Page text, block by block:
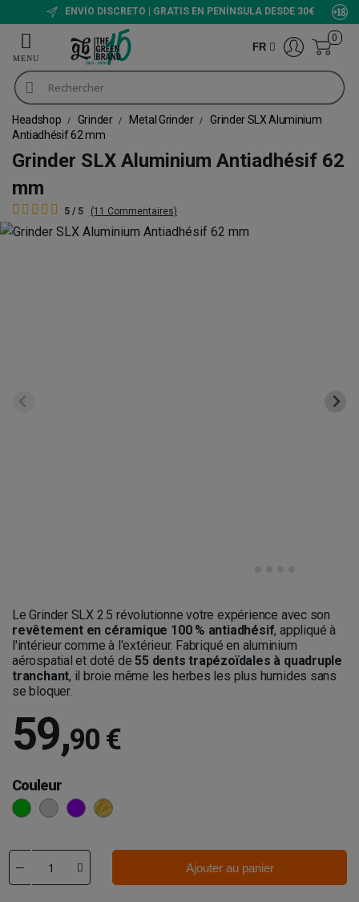
ENVÍO DISCRETO | GRATIS EN PENÍNSULA DESDE 30€
FR
0
Headshop Grinder Metal Grinder
Grinder SLX Aluminium
Antiadhésif 62 mm
Grinder SLX Aluminium Antiadhésif 62
mm
5 / 5 (11 Commentaires)
Le Grinder SLX 2.5 révolutionne votre expérience avec son
revêtement en céramique 100 % antiadhésif, appliqué à
l'intérieur comme à l'extérieur. Fabriqué en aluminium
aérospatial et doté de55 dents trapézoïdales à quadruple
tranchant, il broie même les herbes les plus humides sans
se bloquer.
59,90 €
Couleur
Vert ArgentéVioletOr
Ajouter au panier